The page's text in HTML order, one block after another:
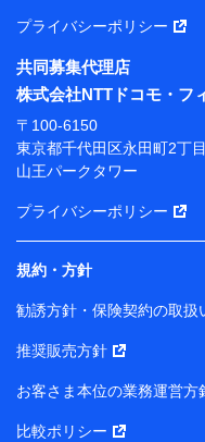
当該個人データを取
おり）
東京都千代田区永田
株式会社NTTドコモ
締役社長 廣井 孝史
東京都中央区日本橋
本橋ビル 3F
って、以下の提携代理
用することがあります
1. 共同利用する個人デ
氏名、生年月日、住所
プライバシーポリシー
共同募集代理店
株式会社NTTドコモ・フ
〒100-6150
東京都千代田区永田町2丁
山王パークタワー
プライバシーポリシー
規約・方針
勧誘方針・保険契約の取扱
推奨販売方針
お客さま本位の業務運営方
比較ポリシー